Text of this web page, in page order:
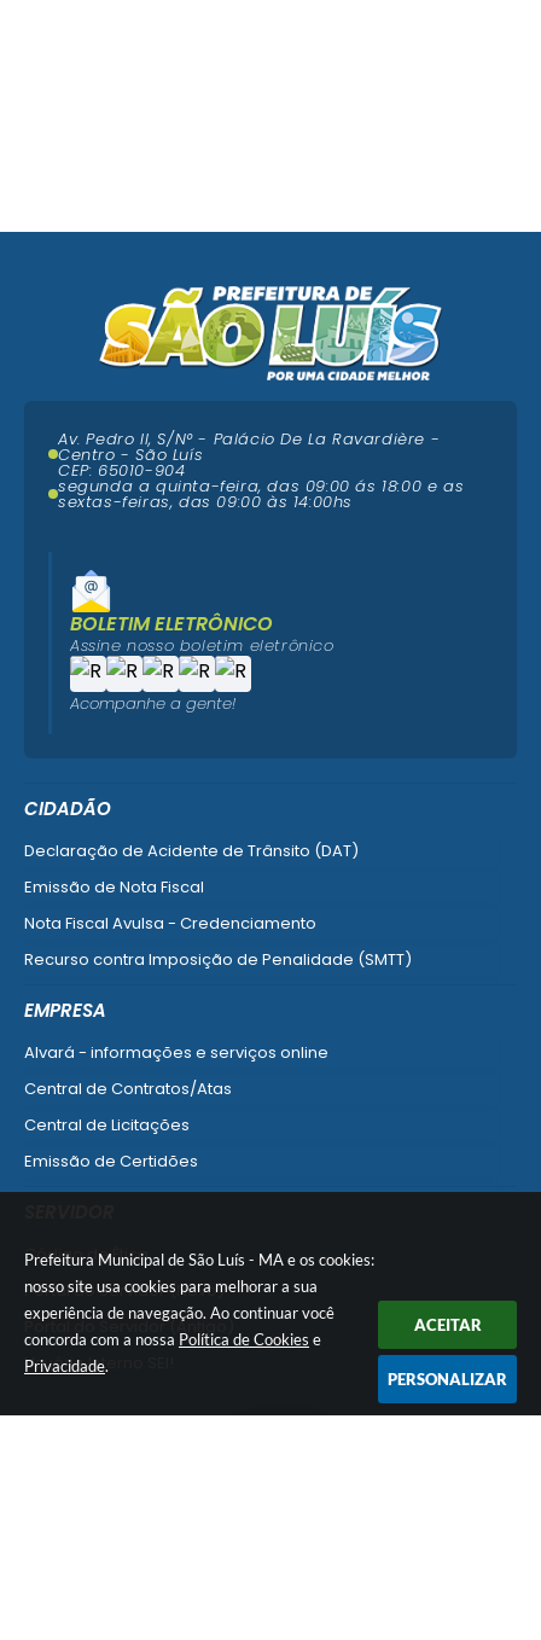
Prefeitura Municipal de São Luís - MA e os cookies:
nosso site usa cookies para melhorar a sua
experiência de navegação. Ao continuar você
concorda com a nossa Política de Cookies e
Privacidade.
ACEITAR
PERSONALIZAR
CIDADÃO
Declaração de Acidente de Trânsito (DAT)
Emissão de Nota Fiscal
Nota Fiscal Avulsa - Credenciamento
Recurso contra Imposição de Penalidade (SMTT)
EMPRESA
Alvará - informações e serviços online
Central de Contratos/Atas
Central de Licitações
Emissão de Certidões
Empresa Fácil - Abertura / Alteração / Baixa
Código de Ética
Portal do Servidor (Novo)
Portal do Servidor (Antigo)
Usuário Interno SEI!
Av. Pedro II, S/N° - Palácio De La Ravardière -
Centro - São Luís
CEP: 65010-904
segunda a quinta-feira, das 09:00 ás 18:00 e as
sextas-feiras, das 09:00 às 14:00hs
BOLETIM ELETRÔNICO
Assine nosso boletim eletrônico
Acompanhe a gente!